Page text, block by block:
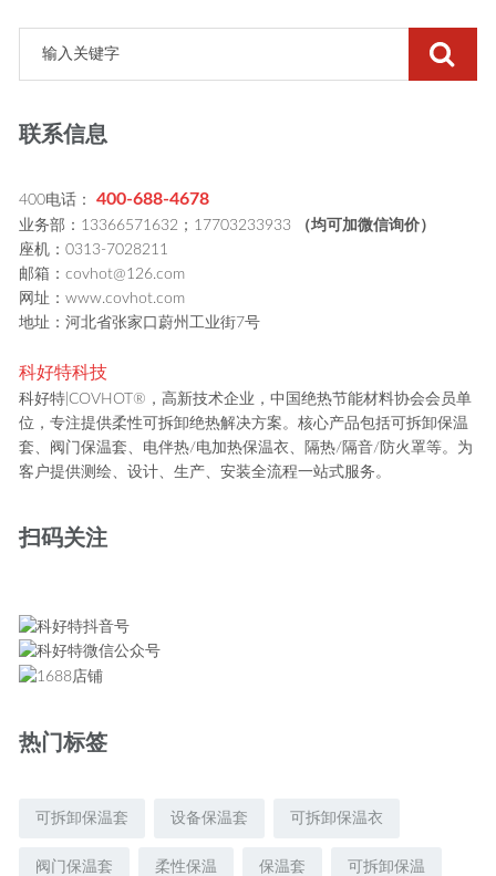
联系信息
400电话： 400-688-4678
业务部：13366571632；17703233933
（均可加微信询价）
座机：0313-7028211
邮箱：covhot@126.com
网址：www.covhot.com
地址：河北省张家口蔚州工业街7号
科好特科技
科好特|COVHOT®，高新技术企业，中国绝热节能材料协会会员单
位，专注提供柔性可拆卸绝热解决方案。核心产品包括可拆卸保温
套、阀门保温套、电伴热/电加热保温衣、隔热/隔音/防火罩等。为
客户提供测绘、设计、生产、安装全流程一站式服务。
扫码关注
热门标签
可拆卸保温套 设备保温套 可拆卸保温衣
阀门保温套 柔性保温 保温套 可拆卸保温